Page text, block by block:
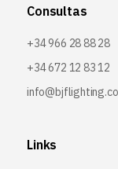
Consultas
+34 966 28 88 28
+34 672 12 83 12
Links